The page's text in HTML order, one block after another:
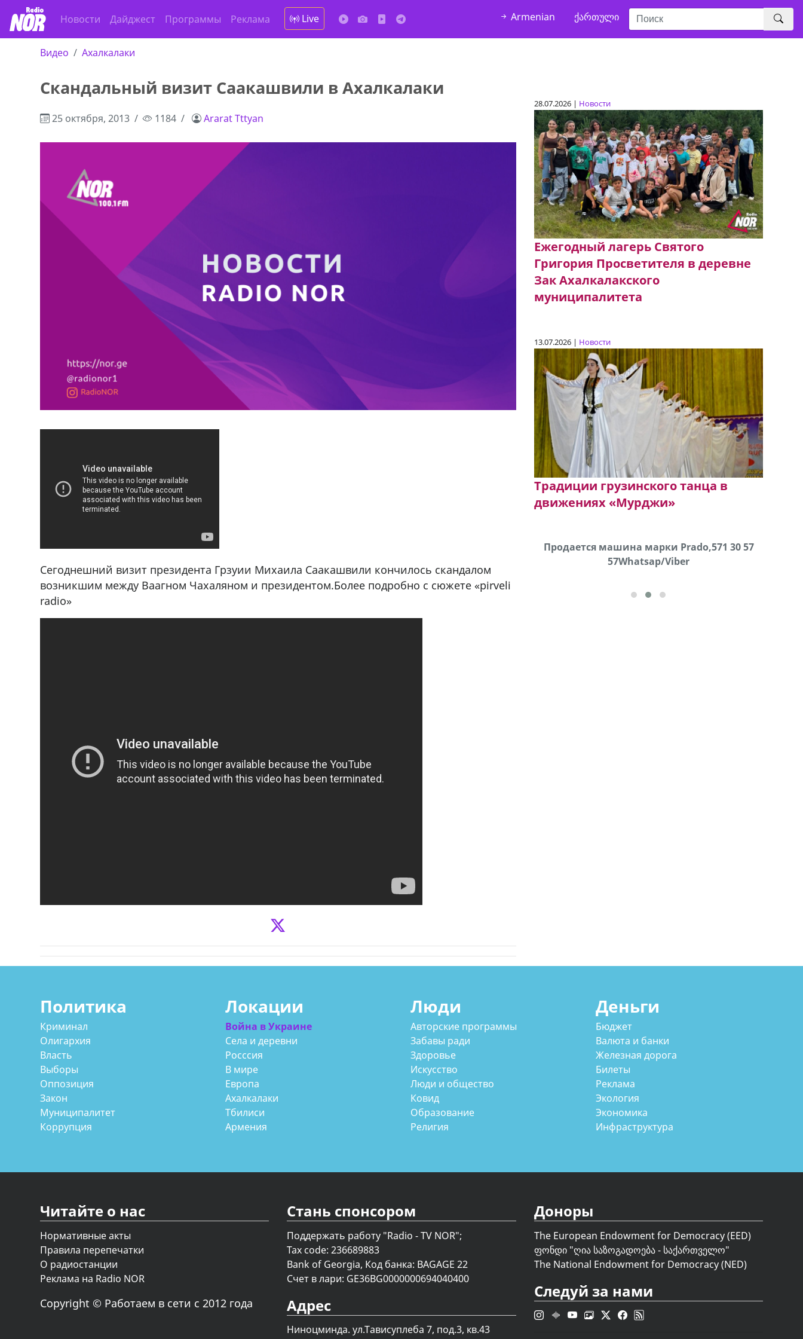
Новости Дайджест Программы Реклама Live Armenian ქართული
Видео Ахалкалаки
Скандальный визит Саакашвили в Ахалкалаки
25 октября, 2013 1184 Ararat Tttyan
Сегоднешний визит президента Грзуии Михаила Саакашвили кончилось скандалом
возникшим между Ваагном Чахаляном и президентом.Более подробно с сюжете «pirveli
radio»
28.07.2026 | Новости
Ежегодный лагерь Святого
Григория Просветителя в деревне
Зак Ахалкалакского
муниципалитета
13.07.2026 | Новости
Традиции грузинского танца в
движениях «Мурджи»
551 08 62В городе Ниноцминда около фастфуда Hask
57Whatsap/Viber
Продается машина марки Prado,571 30 57
57Whatsap/Viber
Продаются грабли под лощадь ,+995 551 08 62
72
Политика
Криминал
Олигархия
Власть
Выборы
Оппозиция
Закон
Муниципалитет
Коррупция
Локации
Война в Украине
Села и деревни
Росссия
В мире
Европа
Ахалкалаки
Тбилиси
Армения
Люди
Авторские программы
Забавы ради
Здоровье
Искусство
Люди и общество
Ковид
Образование
Религия
Деньги
Бюджет
Валюта и банки
Железная дорога
Билеты
Реклама
Экология
Экономика
Инфраструктура
Читайте о нас
Нормативные акты
Правила перепечатки
О радиостанции
Реклама на Radio NOR
Copyright © Работаем в сети с 2012 года
Стань спонсором
Поддержать работу "Radio - TV NOR";
Tax code: 236689883
Bank of Georgia, Код банка: BAGAGE 22
Счет в лари: GE36BG0000000694040400
Адрес
Ниноцминда. ул.Тависуплеба 7, под.3, кв.43
Доноры
The European Endowment for Democracy (EED)
ფონდი "ღია საზოგადოება - საქართველო"
The National Endowment for Democracy (NED)
Следуй за нами